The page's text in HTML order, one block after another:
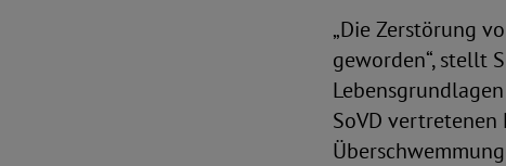
„Die Zerstörung
geworden“, stellt
SoVD